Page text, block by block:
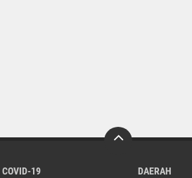
COVID-19 DAERAH